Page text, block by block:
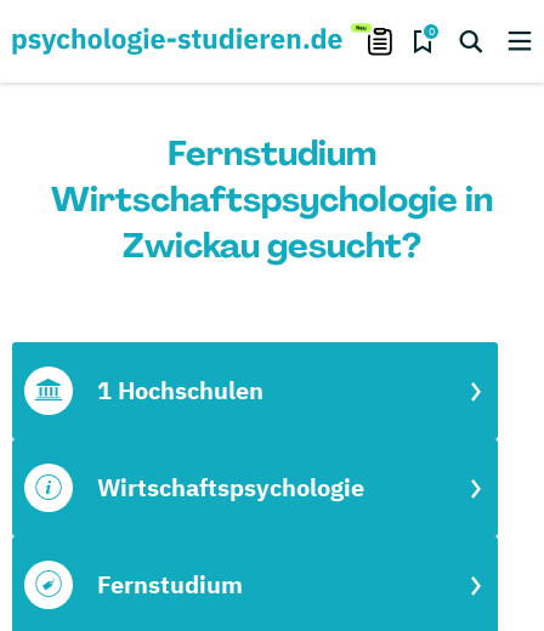
0
Fernstudium
Wirtschaftspsychologie in
Zwickau gesucht?
Fernstudium
Wirtschaftspsychologie
1 Hochschulen